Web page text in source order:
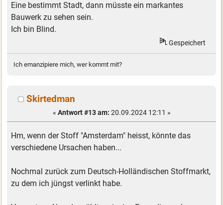
Eine bestimmt Stadt, dann müsste ein markantes
Bauwerk zu sehen sein.
Ich bin Blind.
Gespeichert
Ich emanzipiere mich, wer kommt mit?
Skirtedman
« Antwort #13 am: 20.09.2024 12:11 »
Hm, wenn der Stoff "Amsterdam" heisst, könnte das
verschiedene Ursachen haben...
Nochmal zurück zum Deutsch-Holländischen Stoffmarkt,
zu dem ich jüngst verlinkt habe.